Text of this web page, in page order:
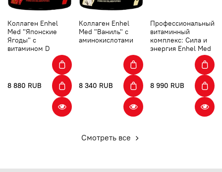
Коллаген Enhel
Med "Японские
Ягоды" с
витамином D
8 880 RUB
Коллаген Enhel
Med "Ваниль" с
аминокислотами
8 340 RUB
Профессиональный
витаминный
комплекс: Сила и
энергия Enhel Med
8 990 RUB
Смотреть все